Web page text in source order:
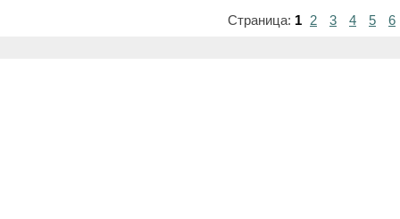
Страница: 1 2 3 4 5 6